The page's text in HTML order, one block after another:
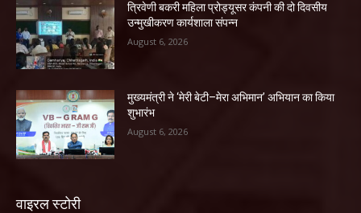
त्रिवेणी बकरी महिला प्रोड्यूसर कंपनी की दो दिवसीय
उन्मुखीकरण कार्यशाला संपन्न
August 6, 2026
मुख्यमंत्री ने ‘मेरी बेटी–मेरा अभिमान’ अभियान का किया
शुभारंभ
August 6, 2026
वाइरल स्टोरी